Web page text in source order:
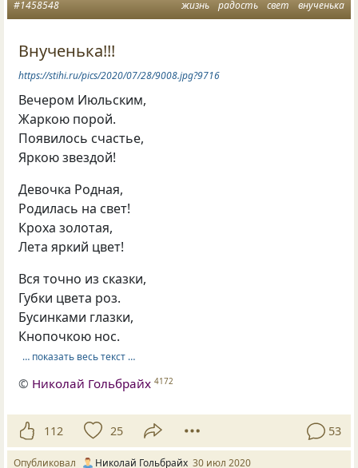
жизнь радость свет внученька
#1458548
Внученька!!!
https://stihi.ru/pics/2020/07/28/9008.jpg?9716
Вечером Июльским,
Жаркою порой.
Появилось счастье,
Яркою звездой!
Девочка Родная,
Родилась на свет!
Кроха золотая,
Лета яркий цвет!
Вся точно из сказки,
Губки цвета роз.
Бусинками глазки,
Кнопочкою нос.
… показать весь текст …
© Николай Гольбрайх 4172
112 25 53
Опубликовал Николай Гольбрайх 30 июл 2020